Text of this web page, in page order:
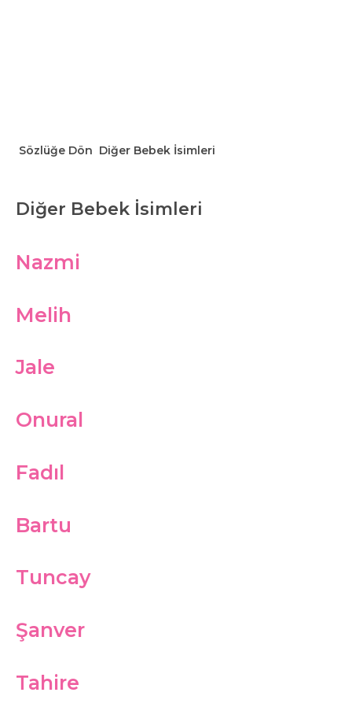
Sözlüğe Dön Diğer Bebek İsimleri
Diğer Bebek İsimleri
Nazmi
Melih
Jale
Onural
Fadıl
Bartu
Tuncay
Şanver
Tahire